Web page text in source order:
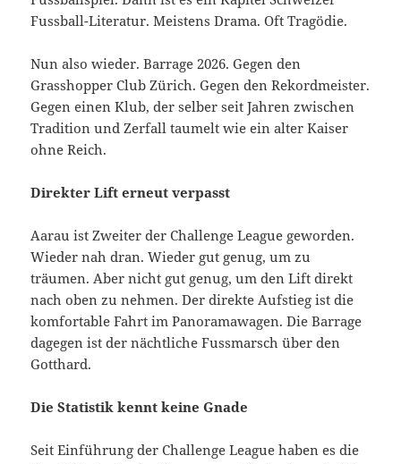
Fussball-Literatur. Meistens Drama. Oft Tragödie.
Nun also wieder. Barrage 2026. Gegen den
Grasshopper Club Zürich. Gegen den Rekordmeister.
Gegen einen Klub, der selber seit Jahren zwischen
Tradition und Zerfall taumelt wie ein alter Kaiser
ohne Reich.
Direkter Lift erneut verpasst
Aarau ist Zweiter der Challenge League geworden.
Wieder nah dran. Wieder gut genug, um zu
träumen. Aber nicht gut genug, um den Lift direkt
nach oben zu nehmen. Der direkte Aufstieg ist die
komfortable Fahrt im Panoramawagen. Die Barrage
dagegen ist der nächtliche Fussmarsch über den
Gotthard.
Die Statistik kennt keine Gnade
Seit Einführung der Challenge League haben es die